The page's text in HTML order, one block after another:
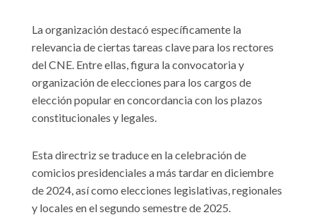
La organización destacó específicamente la
relevancia de ciertas tareas clave para los rectores
del CNE. Entre ellas, figura la convocatoria y
organización de elecciones para los cargos de
elección popular en concordancia con los plazos
constitucionales y legales.
Esta directriz se traduce en la celebración de
comicios presidenciales a más tardar en diciembre
de 2024, así como elecciones legislativas, regionales
y locales en el segundo semestre de 2025.